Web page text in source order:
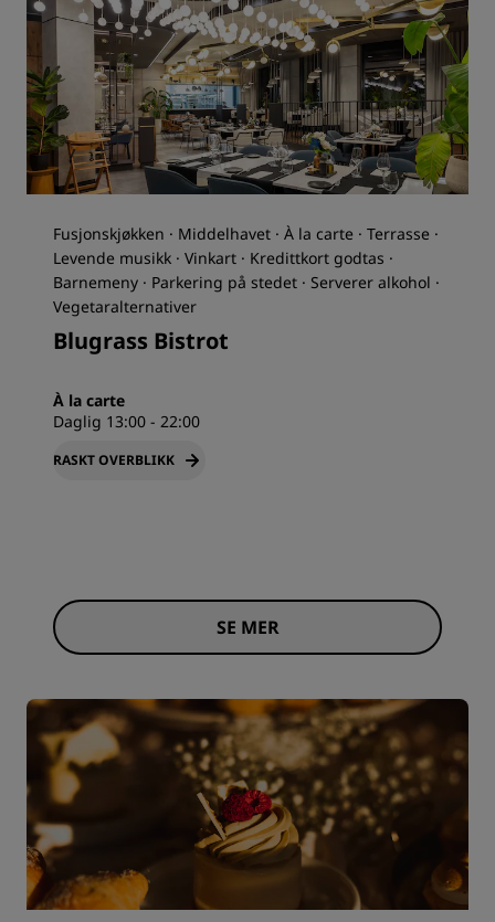
Fusjonskjøkken · Middelhavet · À la carte · Terrasse ·
Levende musikk · Vinkart · Kredittkort godtas ·
Barnemeny · Parkering på stedet · Serverer alkohol ·
Vegetaralternativer
Blugrass Bistrot
À la carte
Daglig 13:00 - 22:00
RASKT OVERBLIKK
SE MER